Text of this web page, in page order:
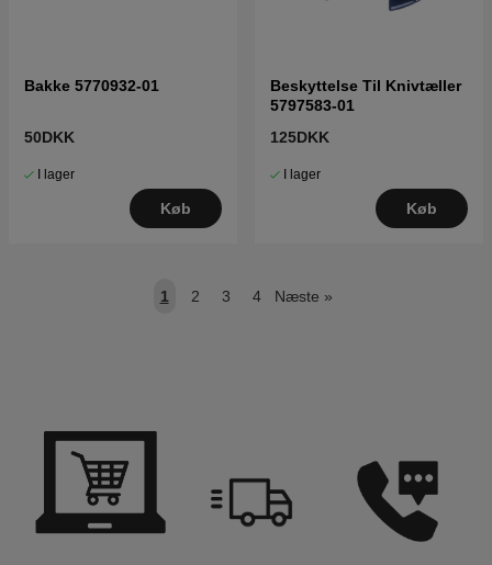
Bakke 5770932-01
50DKK
I lager
Køb
Beskyttelse Til Knivtæller
5797583-01
125DKK
I lager
Køb
1 2 3 4 Næste »